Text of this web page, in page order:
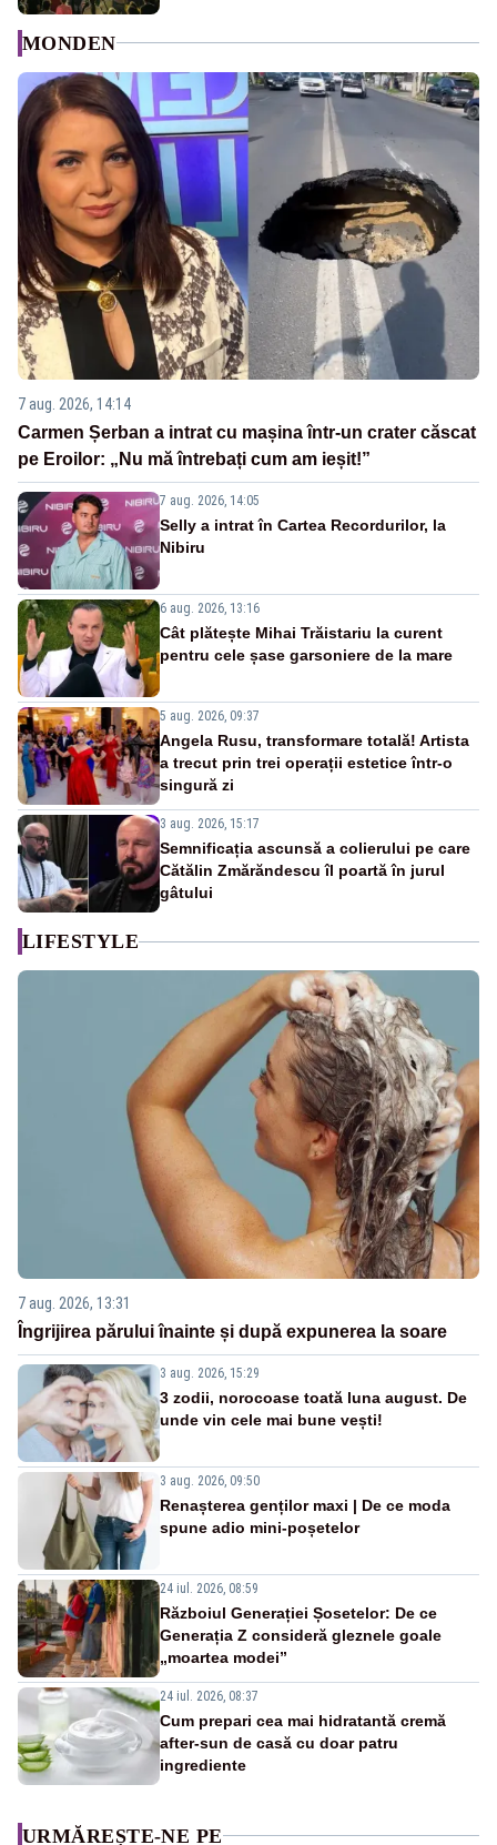
MONDEN
7 aug. 2026, 14:14
Carmen Șerban a intrat cu mașina într-un crater căscat
pe Eroilor: „Nu mă întrebați cum am ieșit!”
7 aug. 2026, 14:05
Selly a intrat în Cartea Recordurilor, la
Nibiru
6 aug. 2026, 13:16
Cât plătește Mihai Trăistariu la curent
pentru cele șase garsoniere de la mare
5 aug. 2026, 09:37
Angela Rusu, transformare totală! Artista
a trecut prin trei operații estetice într-o
singură zi
3 aug. 2026, 15:17
Semnificația ascunsă a colierului pe care
Cătălin Zmărăndescu îl poartă în jurul
gâtului
LIFESTYLE
7 aug. 2026, 13:31
Îngrijirea părului înainte și după expunerea la soare
3 aug. 2026, 15:29
3 zodii, norocoase toată luna august. De
unde vin cele mai bune vești!
3 aug. 2026, 09:50
Renașterea genților maxi | De ce moda
spune adio mini-poșetelor
24 iul. 2026, 08:59
Războiul Generației Șosetelor: De ce
Generația Z consideră gleznele goale
„moartea modei”
24 iul. 2026, 08:37
Cum prepari cea mai hidratantă cremă
after-sun de casă cu doar patru
ingrediente
URMĂREȘTE-NE PE